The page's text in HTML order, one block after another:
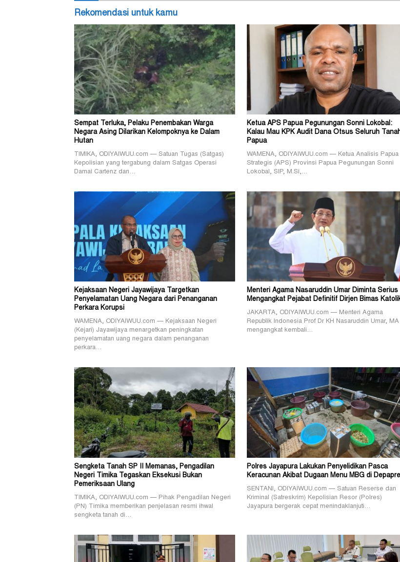
Rekomendasi untuk kamu
Sempat Terluka, Pelaku Penembakan Warga
Negara Asing Dilarikan Kelompoknya ke Dalam
Hutan
TIMIKA, ODIYAIWUU.com — Satuan Tugas (Satgas)
Kepolisian yang tergabung dalam Satgas Operasi
Damai Cartenz dan…
Ketua APS Papua Pegunungan Sonni Lokobal:
Kalau Mau KPK Audit Dana Otsus Seluruh
Papua
WAMENA, ODIYAIWUU.com — Ketua Analisis Papua
Strategis (APS) Provinsi Papua Pegunungan Sonni
Lokobal, SIP, M.Si,…
Kejaksaan Negeri Jayawijaya Targetkan
Penyelamatan Uang Negara dari Penanganan
Perkara Korupsi
WAMENA, ODIYAIWUU.com — Kejaksaan Negeri
(Kejari) Jayawijaya menargetkan peningkatan
penyelamatan uang negara dalam penanganan
perkara…
Menteri Agama Nasaruddin Umar Diminta Serius
Mengangkat Pejabat Definitif Dirjen Bimas
JAKARTA, ODIYAIWUU.com — Menteri Agama
Republik Indonesia Prof Dr KH Nasaruddin Umar, MA
mengangkat kembali…
Sengketa Tanah SP II Memanas, Pengadilan
Negeri Timika Tegaskan Eksekusi Bukan
Pemeriksaan Ulang
TIMIKA, ODIYAIWUU.com — Pihak Pengadilan Negeri
(PN) Timika memberikan penjelasan resmi ihwal
sengketa tanah di…
Polres Jayapura Lakukan Penyelidikan Pasca
Keracunan Akibat Dugaan Menu MBG di Depapre
SENTANI, ODIYAIWUU.com — Satuan Reserse dan
Kriminal (Satreskrim) Kepolisian Resor (Polres)
Jayapura bergerak cepat menindaklanjuti…